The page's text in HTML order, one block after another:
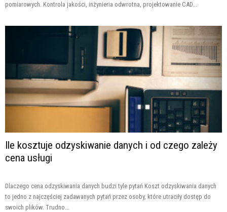
pomiarowych. Kontrola jakości, inżynieria odwrotna, projektowanie CAD...
Ile kosztuje odzyskiwanie danych i od czego zależy
cena usługi
Dlaczego cena odzyskiwania danych budzi tyle pytań Koszt odzyskiwania danych
to jedno z najczęściej zadawanych pytań przez osoby, które utraciły dostęp do
swoich plików. Trudno...